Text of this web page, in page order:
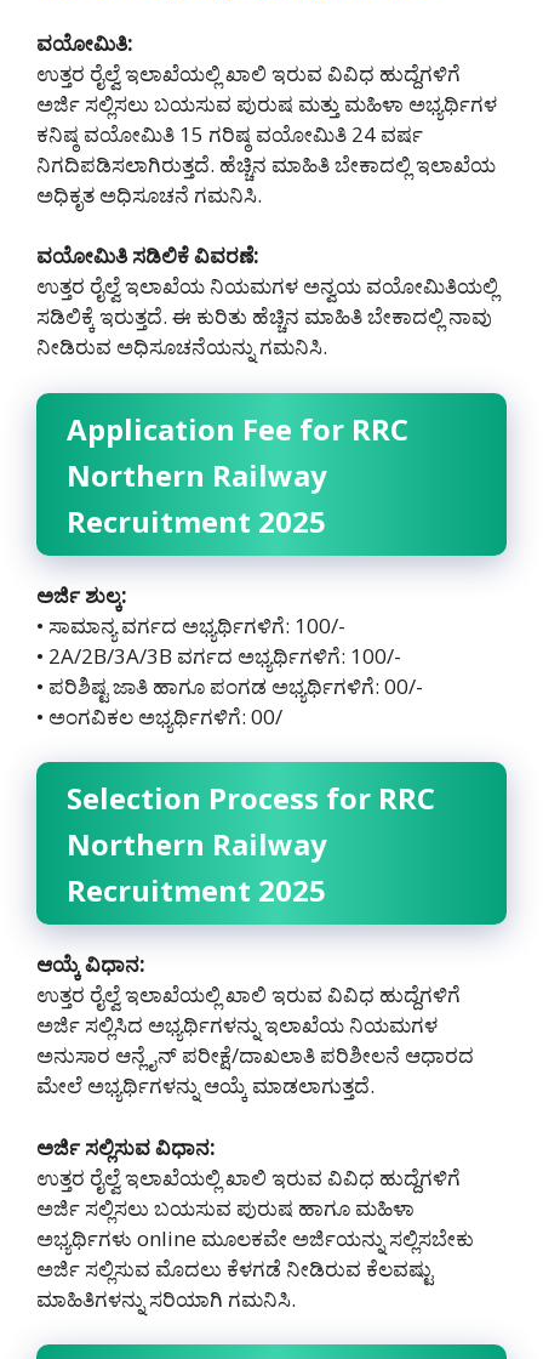
ವಯೋಮಿತಿ:
ಉತ್ತರ ರೈಲ್ವೆ ಇಲಾಖೆಯಲ್ಲಿ ಖಾಲಿ ಇರುವ ವಿವಿಧ ಹುದ್ದೆಗಳಿಗೆ
ಅರ್ಜಿ ಸಲ್ಲಿಸಲು ಬಯಸುವ ಪುರುಷ ಮತ್ತು ಮಹಿಳಾ ಅಭ್ಯರ್ಥಿಗಳ
ಕನಿಷ್ಠ ವಯೋಮಿತಿ 15 ಗರಿಷ್ಠ ವಯೋಮಿತಿ 24 ವರ್ಷ
ನಿಗದಿಪಡಿಸಲಾಗಿರುತ್ತದೆ. ಹೆಚ್ಚಿನ ಮಾಹಿತಿ ಬೇಕಾದಲ್ಲಿ ಇಲಾಖೆಯ
ಅಧಿಕೃತ ಅಧಿಸೂಚನೆ ಗಮನಿಸಿ.
ವಯೋಮಿತಿ ಸಡಿಲಿಕೆ ವಿವರಣೆ:
ಉತ್ತರ ರೈಲ್ವೆ ಇಲಾಖೆಯ ನಿಯಮಗಳ ಅನ್ವಯ ವಯೋಮಿತಿಯಲ್ಲಿ
ಸಡಿಲಿಕ್ಕೆ ಇರುತ್ತದೆ. ಈ ಕುರಿತು ಹೆಚ್ಚಿನ ಮಾಹಿತಿ ಬೇಕಾದಲ್ಲಿ ನಾವು
ನೀಡಿರುವ ಅಧಿಸೂಚನೆಯನ್ನು ಗಮನಿಸಿ.
Application Fee for RRC
Northern Railway
Recruitment 2025
ಅರ್ಜಿ ಶುಲ್ಕ:
• ಸಾಮಾನ್ಯ ವರ್ಗದ ಅಭ್ಯರ್ಥಿಗಳಿಗೆ: 100/-
• 2A/2B/3A/3B ವರ್ಗದ ಅಭ್ಯರ್ಥಿಗಳಿಗೆ: 100/-
• ಪರಿಶಿಷ್ಟ ಜಾತಿ ಹಾಗೂ ಪಂಗಡ ಅಭ್ಯರ್ಥಿಗಳಿಗೆ: 00/-
• ಅಂಗವಿಕಲ ಅಭ್ಯರ್ಥಿಗಳಿಗೆ: 00/
Selection Process for RRC
Northern Railway
Recruitment 2025
ಆಯ್ಕೆ ವಿಧಾನ:
ಉತ್ತರ ರೈಲ್ವೆ ಇಲಾಖೆಯಲ್ಲಿ ಖಾಲಿ ಇರುವ ವಿವಿಧ ಹುದ್ದೆಗಳಿಗೆ
ಅರ್ಜಿ ಸಲ್ಲಿಸಿದ ಅಭ್ಯರ್ಥಿಗಳನ್ನು ಇಲಾಖೆಯ ನಿಯಮಗಳ
ಅನುಸಾರ ಆನ್ಲೈನ್ ಪರೀಕ್ಷೆ/ದಾಖಲಾತಿ ಪರಿಶೀಲನೆ ಆಧಾರದ
ಮೇಲೆ ಅಭ್ಯರ್ಥಿಗಳನ್ನು ಆಯ್ಕೆ ಮಾಡಲಾಗುತ್ತದೆ.
ಅರ್ಜಿ ಸಲ್ಲಿಸುವ ವಿಧಾನ:
ಉತ್ತರ ರೈಲ್ವೆ ಇಲಾಖೆಯಲ್ಲಿ ಖಾಲಿ ಇರುವ ವಿವಿಧ ಹುದ್ದೆಗಳಿಗೆ
ಅರ್ಜಿ ಸಲ್ಲಿಸಲು ಬಯಸುವ ಪುರುಷ ಹಾಗೂ ಮಹಿಳಾ
ಅಭ್ಯರ್ಥಿಗಳು online ಮೂಲಕವೇ ಅರ್ಜಿಯನ್ನು ಸಲ್ಲಿಸಬೇಕು
ಅರ್ಜಿ ಸಲ್ಲಿಸುವ ಮೊದಲು ಕೆಳಗಡೆ ನೀಡಿರುವ ಕೆಲವಷ್ಟು
ಮಾಹಿತಿಗಳನ್ನು ಸರಿಯಾಗಿ ಗಮನಿಸಿ.